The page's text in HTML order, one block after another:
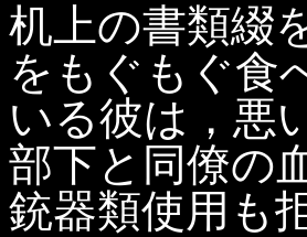
机上の書類綴
をもぐもぐ食
いる彼は，悪
部下と同僚の
銃器類使用も